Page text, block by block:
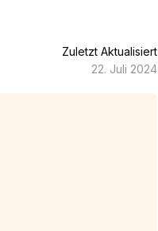
Zuletzt Aktualisiert
22. Juli 2024